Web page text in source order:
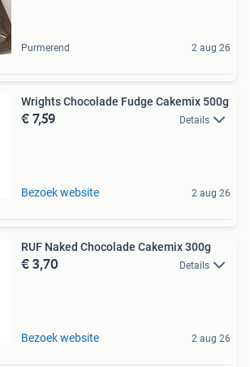
Purmerend 2 aug 26
Wrights Chocolade Fudge Cakemix 500g
€ 7,59 Details
Bezoek website 2 aug 26
RUF Naked Chocolade Cakemix 300g
€ 3,70 Details
Bezoek website 2 aug 26